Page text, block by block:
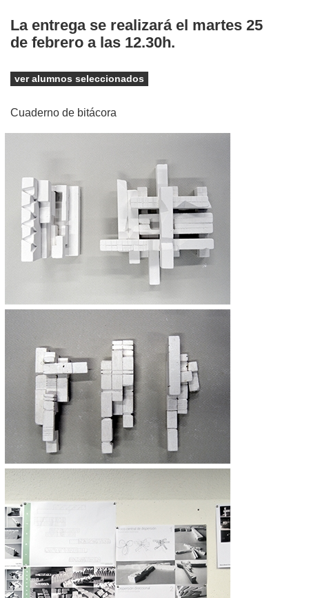
La entrega se realizará el martes 25
de febrero a las 12.30h.
ver alumnos seleccionados
Cuaderno de bitácora